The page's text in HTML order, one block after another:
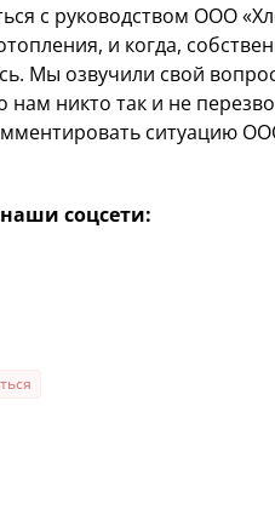
с руководством ООО
и когда,
Мы озвучили свой
нам никто так и не
ситуацию
соцсети: